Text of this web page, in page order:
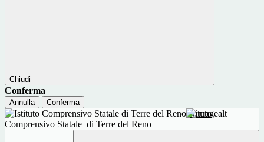
Chiudi
Conferma
Annulla Conferma
Istituto
Comprensivo Statale di Terre del Reno